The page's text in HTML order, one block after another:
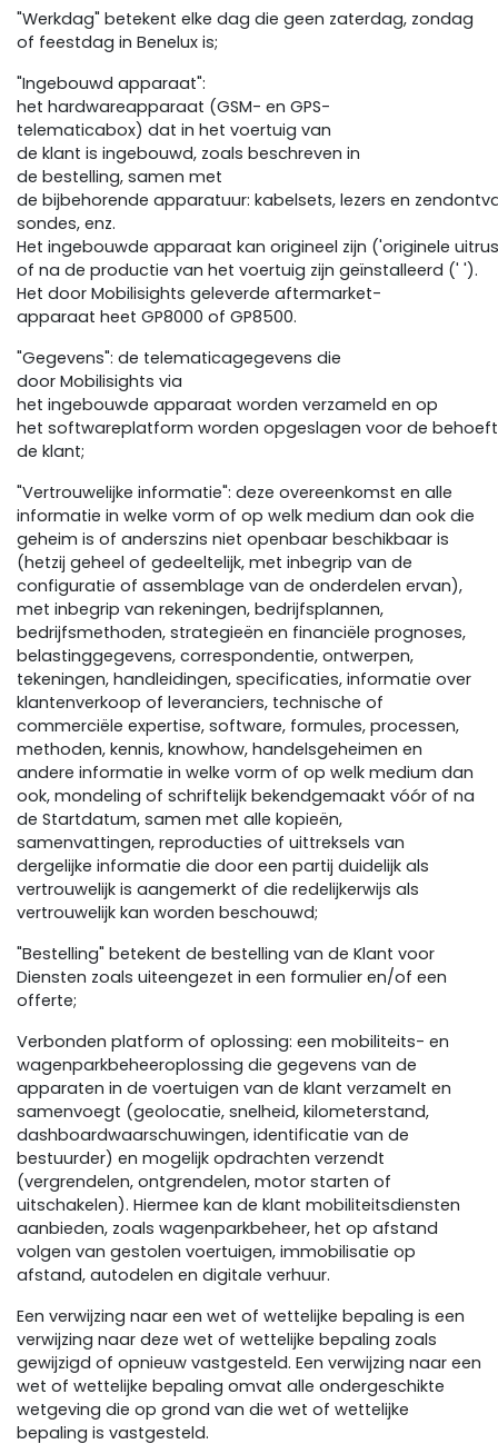
"Werkdag" betekent elke dag die geen zaterdag, zondag
of feestdag in Benelux is;
"Ingebouwd apparaat":
het hardwareapparaat (GSM- en GPS-
telematicabox) dat in het voertuig van
de klant is ingebouwd, zoals beschreven in
de bestelling, samen met
de bijbehorende apparatuur: kabelsets, lezers en
sondes, enz.
Het ingebouwde apparaat kan origineel zijn ('originele
of na de productie van het voertuig zijn geïnstalleerd (' ').
Het door Mobilisights geleverde aftermarket-
apparaat heet GP8000 of GP8500.
"Gegevens": de telematicagegevens die
door Mobilisights via
het ingebouwde apparaat worden verzameld en op
het softwareplatform worden opgeslagen voor de
de klant;
"Vertrouwelijke informatie": deze overeenkomst en alle
informatie in welke vorm of op welk medium dan ook die
geheim is of anderszins niet openbaar beschikbaar is
(hetzij geheel of gedeeltelijk, met inbegrip van de
configuratie of assemblage van de onderdelen ervan),
met inbegrip van rekeningen, bedrijfsplannen,
bedrijfsmethoden, strategieën en financiële prognoses,
belastinggegevens, correspondentie, ontwerpen,
tekeningen, handleidingen, specificaties, informatie over
klantenverkoop of leveranciers, technische of
commerciële expertise, software, formules, processen,
methoden, kennis, knowhow, handelsgeheimen en
andere informatie in welke vorm of op welk medium dan
ook, mondeling of schriftelijk bekendgemaakt vóór of na
de Startdatum, samen met alle kopieën,
samenvattingen, reproducties of uittreksels van
dergelijke informatie die door een partij duidelijk als
vertrouwelijk is aangemerkt of die redelijkerwijs als
vertrouwelijk kan worden beschouwd;
"Bestelling" betekent de bestelling van de Klant voor
Diensten zoals uiteengezet in een formulier en/of een
offerte;
Verbonden platform of oplossing: een mobiliteits- en
wagenparkbeheeroplossing die gegevens van de
apparaten in de voertuigen van de klant verzamelt en
samenvoegt (geolocatie, snelheid, kilometerstand,
dashboardwaarschuwingen, identificatie van de
bestuurder) en mogelijk opdrachten verzendt
(vergrendelen, ontgrendelen, motor starten of
uitschakelen). Hiermee kan de klant mobiliteitsdiensten
aanbieden, zoals wagenparkbeheer, het op afstand
volgen van gestolen voertuigen, immobilisatie op
afstand, autodelen en digitale verhuur.
Een verwijzing naar een wet of wettelijke bepaling is een
verwijzing naar deze wet of wettelijke bepaling zoals
gewijzigd of opnieuw vastgesteld. Een verwijzing naar een
wet of wettelijke bepaling omvat alle ondergeschikte
wetgeving die op grond van die wet of wettelijke
bepaling is vastgesteld.